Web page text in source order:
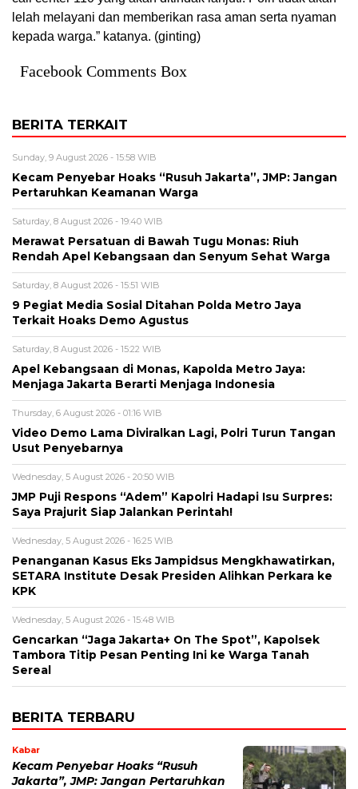
lelah melayani dan memberikan rasa aman serta nyaman
kepada warga.” katanya. (ginting)
Facebook Comments Box
BERITA TERKAIT
Sunday, 9 August 2026 - 15:58 WIB
Kecam Penyebar Hoaks “Rusuh Jakarta”, JMP: Jangan
Pertaruhkan Keamanan Warga
Saturday, 8 August 2026 - 19:40 WIB
Merawat Persatuan di Bawah Tugu Monas: Riuh
Rendah Apel Kebangsaan dan Senyum Sehat Warga
Saturday, 8 August 2026 - 15:51 WIB
9 Pegiat Media Sosial Ditahan Polda Metro Jaya
Terkait Hoaks Demo Agustus
Saturday, 8 August 2026 - 15:22 WIB
Apel Kebangsaan di Monas, Kapolda Metro Jaya:
Menjaga Jakarta Berarti Menjaga Indonesia
Thursday, 6 August 2026 - 01:16 WIB
Video Demo Lama Diviralkan Lagi, Polri Turun Tangan
Usut Penyebarnya
Wednesday, 5 August 2026 - 20:50 WIB
JMP Puji Respons “Adem” Kapolri Hadapi Isu Surpres:
Saya Prajurit Siap Jalankan Perintah!
Wednesday, 5 August 2026 - 16:25 WIB
Penanganan Kasus Eks Jampidsus Mengkhawatirkan,
SETARA Institute Desak Presiden Alihkan Perkara ke
KPK
Wednesday, 5 August 2026 - 15:48 WIB
Gencarkan “Jaga Jakarta+ On The Spot”, Kapolsek
Tambora Titip Pesan Penting Ini ke Warga Tanah
Sereal
BERITA TERBARU
Kabar
Kecam Penyebar Hoaks “Rusuh
Jakarta”, JMP: Jangan Pertaruhkan